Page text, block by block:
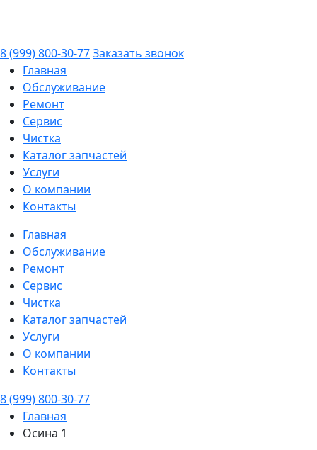
8 (999) 800-30-77Заказать звонок
Главная
Обслуживание
Ремонт
Сервис
Чистка
Каталог запчастей
Услуги
О компании
Контакты
Главная
Обслуживание
Ремонт
Сервис
Чистка
Каталог запчастей
Услуги
О компании
Контакты
8 (999) 800-30-77
Главная
Осина 1